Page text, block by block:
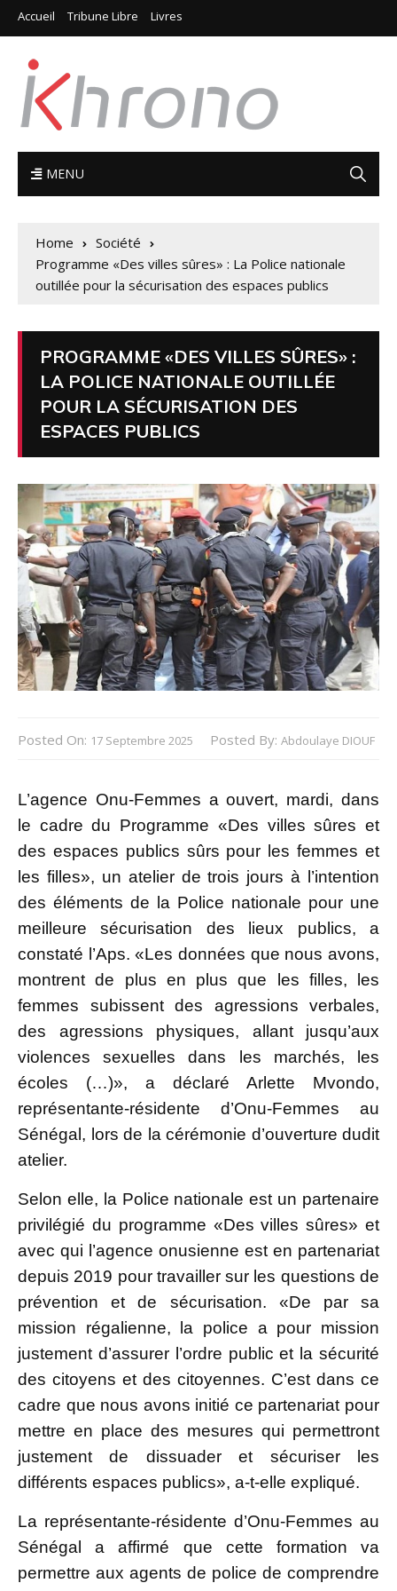
Accueil Tribune Libre Livres
MENU
Home
Société
Programme «Des villes sûres» : La Police nationale
outillée pour la sécurisation des espaces publics
PROGRAMME «DES VILLES SÛRES» :
LA POLICE NATIONALE OUTILLÉE
POUR LA SÉCURISATION DES
ESPACES PUBLICS
Posted On: 17 Septembre 2025 Posted By: Abdoulaye DIOUF
L’agence Onu-Femmes a ouvert, mardi, dans
le cadre du Programme «Des villes sûres et
des espaces publics sûrs pour les femmes et
les filles», un atelier de trois jours à l’intention
des éléments de la Police nationale pour une
meilleure sécurisation des lieux publics, a
constaté l’Aps. «Les données que nous avons,
montrent de plus en plus que les filles, les
femmes subissent des agressions verbales,
des agressions physiques, allant jusqu’aux
violences sexuelles dans les marchés, les
écoles (…)», a déclaré Arlette Mvondo,
représentante-résidente d’Onu-Femmes au
Sénégal, lors de la cérémonie d’ouverture dudit
atelier.
Selon elle, la Police nationale est un partenaire
privilégié du programme «Des villes sûres» et
avec qui l’agence onusienne est en partenariat
depuis 2019 pour travailler sur les questions de
prévention et de sécurisation. «De par sa
mission régalienne, la police a pour mission
justement d’assurer l’ordre public et la sécurité
des citoyens et des citoyennes. C’est dans ce
cadre que nous avons initié ce partenariat pour
mettre en place des mesures qui permettront
justement de dissuader et sécuriser les
différents espaces publics», a-t-elle expliqué.
La représentante-résidente d’Onu-Femmes au
Sénégal a affirmé que cette formation va
permettre aux agents de police de comprendre